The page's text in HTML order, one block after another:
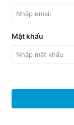
Mật khẩu